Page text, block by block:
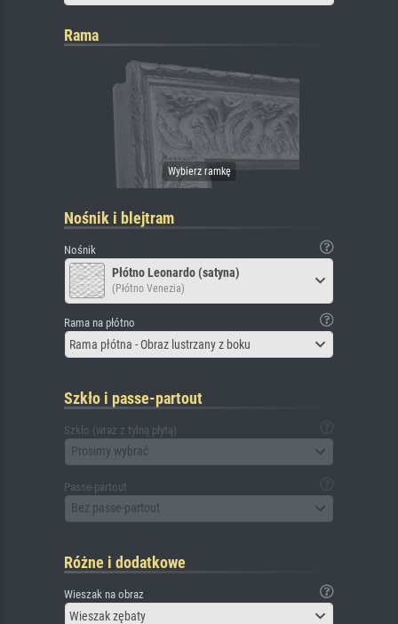
Rama
Nośnik i blejtram
Nośnik
Płótno Leonardo (satyna)
(Płótno Venezia)
Rama na płótno
Rama płótna - Obraz lustrzany z boku
Szkło i passe-partout
Szkło (wraz z tylną płytą)
Prosimy wybrać
Passe-partout
Bez passe-partout
Różne i dodatkowe
Wieszak na obraz
Wieszak zębaty